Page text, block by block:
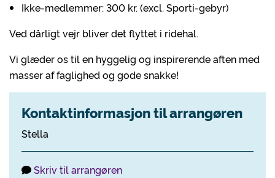
Ikke-medlemmer: 300 kr. (excl. Sporti-gebyr)
Ved dårligt vejr bliver det flyttet i ridehal.
Vi glæder os til en hyggelig og inspirerende aften med
masser af faglighed og gode snakke!
Kontaktinformasjon til arrangøren
Stella
Skriv til arrangøren